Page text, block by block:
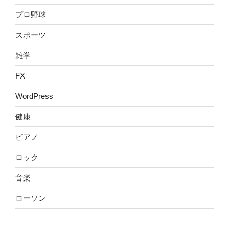
プロ野球
スポーツ
雑学
FX
WordPress
健康
ピアノ
ロック
音楽
ローソン